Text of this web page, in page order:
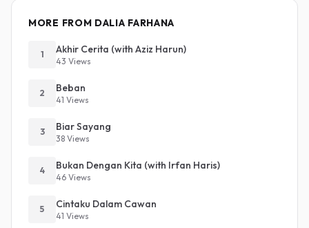
MORE FROM DALIA FARHANA
1 Akhir Cerita (with Aziz Harun)
43 Views
2 Beban
41 Views
3 Biar Sayang
38 Views
4 Bukan Dengan Kita (with Irfan Haris)
46 Views
5 Cintaku Dalam Cawan
41 Views